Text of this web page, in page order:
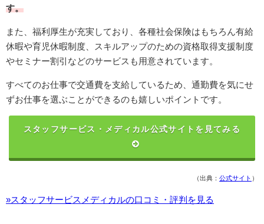
す。
また、福利厚生が充実しており、各種社会保険はもちろん有給
休暇や育児休暇制度、スキルアップのための資格取得支援制度
やセミナー割引などのサービスも用意されています。
すべてのお仕事で交通費を支給しているため、通勤費を気にせ
ずお仕事を選ぶことができるのも嬉しいポイントです。
スタッフサービス・メディカル公式サイトを見てみる
（出典： 公式サイト ）
»スタッフサービスメディカルの口コミ・評判を見る